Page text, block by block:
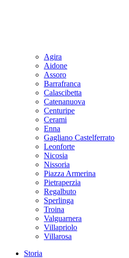
Agira
Aidone
Assoro
Barrafranca
Calascibetta
Catenanuova
Centuripe
Cerami
Enna
Gagliano Castelferrato
Leonforte
Nicosia
Nissoria
Piazza Armerina
Pietraperzia
Regalbuto
Sperlinga
Troina
Valguarnera
Villapriolo
Villarosa
Storia